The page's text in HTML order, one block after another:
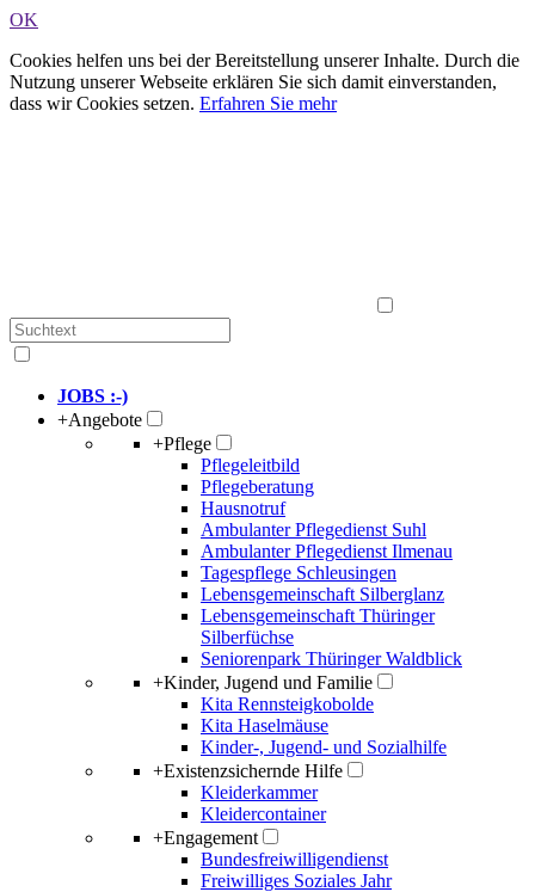
OK
Cookies helfen uns bei der Bereitstellung unserer Inhalte. Durch die
Nutzung unserer Webseite erklären Sie sich damit einverstanden,
dass wir Cookies setzen. Erfahren Sie mehr
JOBS :-)
+Angebote
+Pflege
Pflegeleitbild
Pflegeberatung
Hausnotruf
Ambulanter Pflegedienst Suhl
Ambulanter Pflegedienst Ilmenau
Tagespflege Schleusingen
Lebensgemeinschaft Silberglanz
Lebensgemeinschaft Thüringer
Silberfüchse
Seniorenpark Thüringer Waldblick
+Kinder, Jugend und Familie
Kita Rennsteigkobolde
Kita Haselmäuse
Kinder-, Jugend- und Sozialhilfe
+Existenzsichernde Hilfe
Kleiderkammer
Kleidercontainer
+Engagement
Bundesfreiwilligendienst
Freiwilliges Soziales Jahr